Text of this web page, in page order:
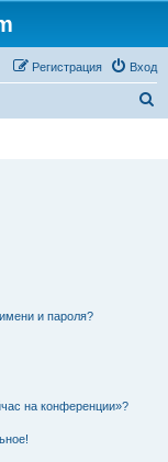
Вход
Регистрация
и пароля?
на конференции»?